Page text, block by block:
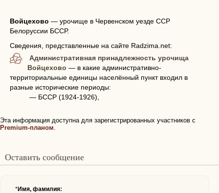
Войцехово — урочище в Червенском уезде ССР
Белоруссии БССР.
Сведения, представленные на сайте Radzima.net:
Административная принадлежность урочища
Войцехово — в какие административно-
территориальные единицы населённый пункт входил в
разные исторические периоды:
— БССР (1924-1926),
Эта информация доступна для зарегистрированных участников с
Premium-планом.
Оставить сообщение
*Имя, фамилия: